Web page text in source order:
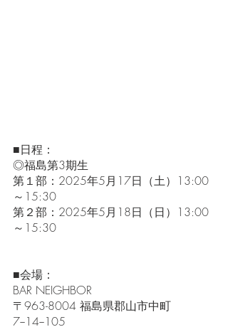
■日程：
◎福島第3期生
第１部：2025年5月17日（土）13:00
～15:30
第２部：2025年5月18日（日）13:00
～15:30
■会場：
BAR NEIGHBOR
〒963-8004 福島県郡山市中町
7−14−105